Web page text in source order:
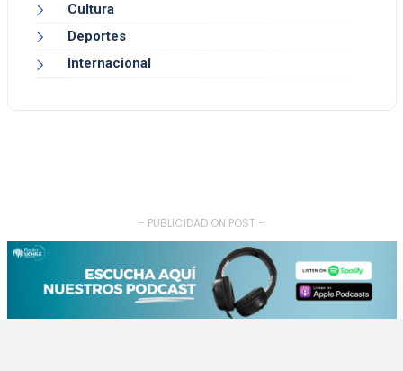
Cultura
Deportes
Internacional
- PUBLICIDAD ON POST -